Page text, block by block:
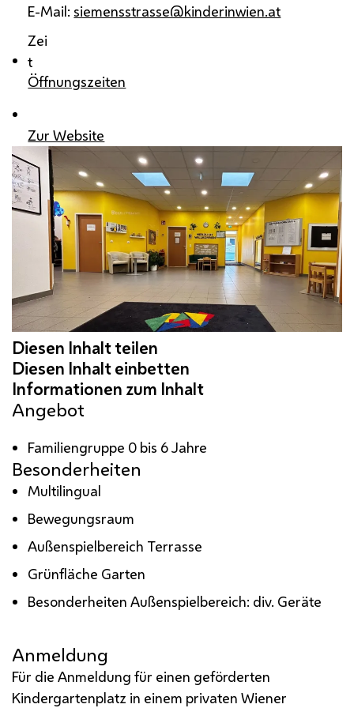
E-Mail: siemensstrasse@kinderinwien.at
Zei
t
Öffnungszeiten
Zur Website
Angebot
Familiengruppe 0 bis 6 Jahre
Besonderheiten
Multilingual
Bewegungsraum
Außenspielbereich Terrasse
Grünfläche Garten
Besonderheiten Außenspielbereich: div. Geräte
Anmeldung
Für die Anmeldung für einen geförderten
Kindergartenplatz in einem privaten Wiener